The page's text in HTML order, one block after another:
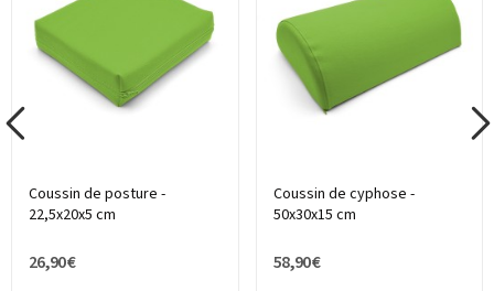
Coussin de posture -
22,5x20x5 cm
26,90 €
Coussin de cyphose -
50x30x15 cm
58,90 €